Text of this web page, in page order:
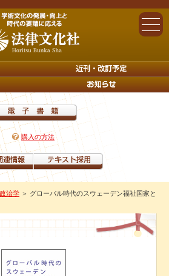
購入の方法
政治学 ＞ グローバル時代のスウェーデン福祉国家と